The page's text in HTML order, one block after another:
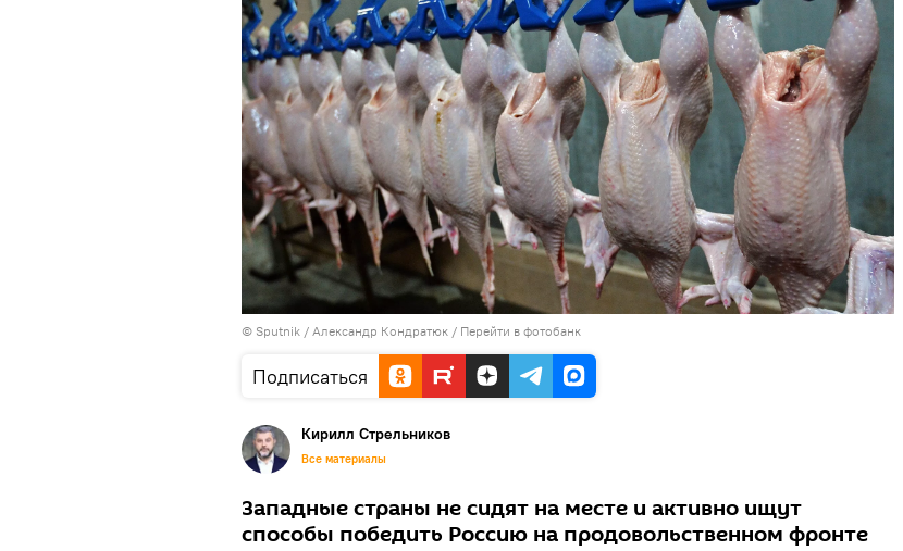
© Sputnik / Александр Кондратюк / Перейти в фотобанк
Подписаться
Кирилл Стрельников
Все материалы
Западные страны не сидят на месте и активно ищут
способы победить Россию на продовольственном фронте